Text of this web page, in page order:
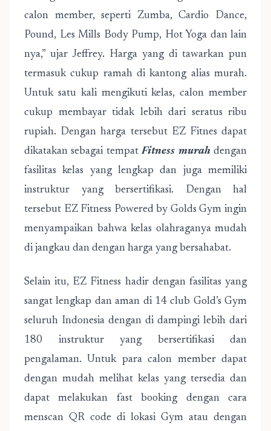
calon member, seperti Zumba, Cardio Dance,
Pound, Les Mills Body Pump, Hot Yoga dan lain
nya,” ujar Jeffrey. Harga yang di tawarkan pun
termasuk cukup ramah di kantong alias murah.
Untuk satu kali mengikuti kelas, calon member
cukup membayar tidak lebih dari seratus ribu
rupiah. Dengan harga tersebut EZ Fitnes dapat
dikatakan sebagai tempatFitness murahdengan
fasilitas kelas yang lengkap dan juga memiliki
instruktur yang bersertifikasi. Dengan hal
tersebut EZ Fitness Powered by Golds Gym ingin
menyampaikan bahwa kelas olahraganya mudah
di jangkau dan dengan harga yang bersahabat.
Selain itu, EZ Fitness hadir dengan fasilitas yang
sangat lengkap dan aman di 14 club Gold’s Gym
seluruh Indonesia dengan di dampingi lebih dari
180 instruktur yang bersertifikasi dan
pengalaman. Untuk para calon member dapat
dengan mudah melihat kelas yang tersedia dan
dapat melakukan fast booking dengan cara
menscan QR code di lokasi Gym atau dengan